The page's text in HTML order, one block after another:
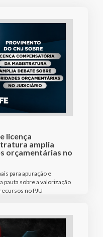
licença
amplia
orçamentárias no
para apuração e
pauta sobre a valorização
no PJU